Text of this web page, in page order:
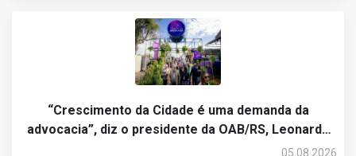
“Crescimento da Cidade é uma demanda da
advocacia”, diz o presidente da OAB/RS, Leonardo
05.08.2026